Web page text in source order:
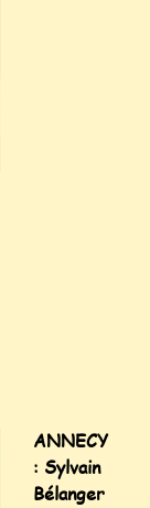
ANNECY
: Sylvain
Bélanger